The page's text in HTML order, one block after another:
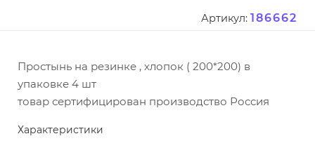
Артикул: 186662
Простынь на резинке , хлопок ( 200*200) в
упаковке 4 шт
товар сертифицирован производство Россия
Характеристики